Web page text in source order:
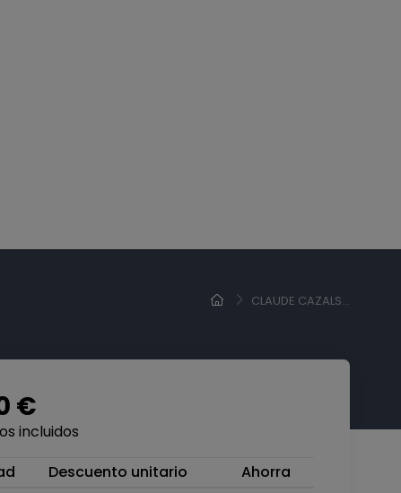
CLAUDE CAZALS...
€
incluidos
Descuento unitario
Ahorra